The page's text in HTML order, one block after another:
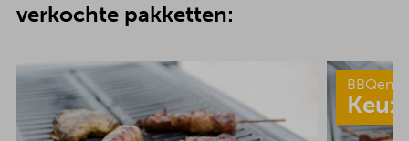
verkochte pakketten: